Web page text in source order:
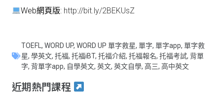
Web網頁版: http://bit.ly/2BEKUsZ
TOEFL , WORD UP, WORD UP 單字救星, 單字, 單字app, 單字救
星, 學英文, 托福, 托福iBT, 托福介紹, 托福報名, 托福考試, 背單
字, 背單字app, 自學英文, 英文, 英文自學, 高三, 高中英文
近期熱門課程